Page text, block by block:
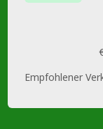
Empfohlener